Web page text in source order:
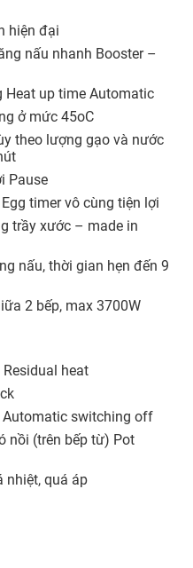
hiện đại
nấu nhanh Booster –
Heat up time Automatic
ở mức 45oC
theo lượng gạo và nước
Pause
Egg timervô cùng tiện lợi
trầy xước – made in
nấu, thời gian hẹn đến 9
2 bếp, max 3700W
Residual heat
Automatic switching off
nồi (trên bếp từ) Pot
nhiệt, quá áp